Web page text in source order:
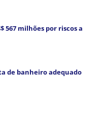
567 milhões por riscos a
de banheiro adequado